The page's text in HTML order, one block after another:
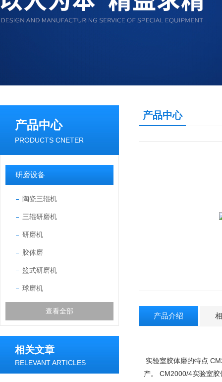
产品中心
PRODUCTS CNETER
研磨设备
陶瓷三辊机
三辊研磨机
研磨机
胶体磨
篮式研磨机
球磨机
查看全部
相关文章
RELEVANT ARTICLES
产品中心
产品介绍
实验室胶体磨的特点
产。 CM2000/4实验室